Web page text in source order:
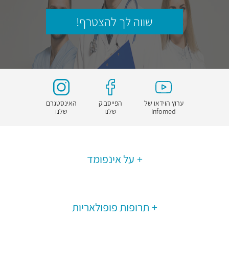
שווה לך להצטרף!
ערוץ הוידאו של
Infomed
הפייסבוק
שלנו
האינסטגרם
שלנו
על אינפומד
תרופות פופולאריות